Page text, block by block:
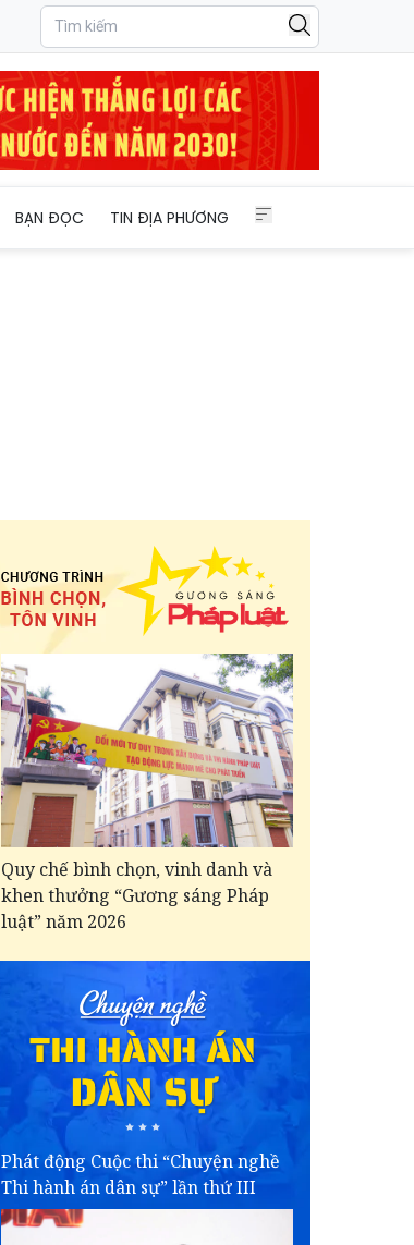
BẠN ĐỌC TIN ĐỊA PHƯƠNG
Quy chế bình chọn, vinh danh và
khen thưởng “Gương sáng Pháp
luật” năm 2026
Phát động Cuộc thi “Chuyện nghề
Thi hành án dân sự” lần thứ III